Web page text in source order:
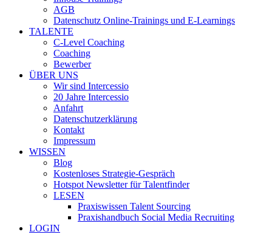
AGB
Datenschutz Online-Trainings und E-Learnings
TALENTE
C-Level Coaching
Coaching
Bewerber
ÜBER UNS
Wir sind Intercessio
20 Jahre Intercessio
Anfahrt
Datenschutzerklärung
Kontakt
Impressum
WISSEN
Blog
Kostenloses Strategie-Gespräch
Hotspot Newsletter für Talentfinder
LESEN
Praxiswissen Talent Sourcing
Praxishandbuch Social Media Recruiting
LOGIN